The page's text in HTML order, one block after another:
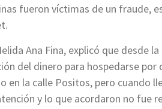
fueron víctimas de un fraude,
Ana Fina, explicó que desde
del dinero para hospedarse por
en la calle Positos, pero cuando
y lo que acordaron no fue